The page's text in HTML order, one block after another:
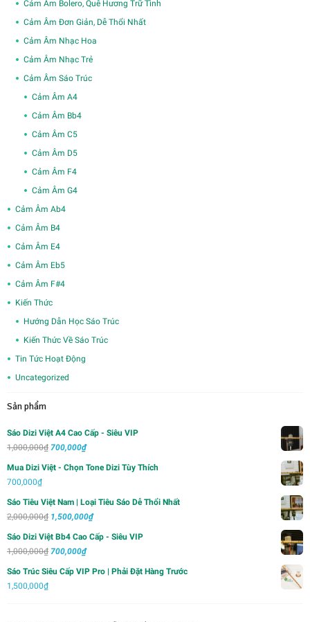
Cảm Âm Bolero, Quê Hương Trữ Tình
Cảm Âm Đơn Giản, Dễ Thổi Nhất
Cảm Âm Nhạc Hoa
Cảm Âm Nhạc Trẻ
Cảm Âm Sáo Trúc
Cảm Âm A4
Cảm Âm Bb4
Cảm Âm C5
Cảm Âm D5
Cảm Âm F4
Cảm Âm G4
Cảm Âm Ab4
Cảm Âm B4
Cảm Âm E4
Cảm Âm Eb5
Cảm Âm F#4
Kiến Thức
Hướng Dẫn Học Sáo Trúc
Kiến Thức Về Sáo Trúc
Tin Tức Hoạt Động
Uncategorized
Sản phẩm
Sáo Dizi Việt A4 Cao Cấp - Siêu VIP
1,000,000₫ Giá
là:
700,000₫Giá
700,000₫.
Mua Dizi Việt - Chọn Tone Dizi Tùy Thích
700,000₫
Sáo Tiêu Việt Nam | Loại Tiêu Sáo Dễ Thổi Nhất
2,000,000₫ Giá
2,000,000₫.
1,500,000₫Giá
tại
1,500,000₫.
Sáo Dizi Việt Bb4 Cao Cấp - Siêu VIP
1,000,000₫ Giá
700,000₫Giá
Sáo Trúc Siêu Cấp VIP Pro | Phải Đặt Hàng Trước
1,500,000₫